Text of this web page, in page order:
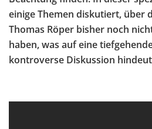
einige Themen diskutiert, über
Thomas Röper bisher noch
haben, was auf eine
kontroverse Diskussion